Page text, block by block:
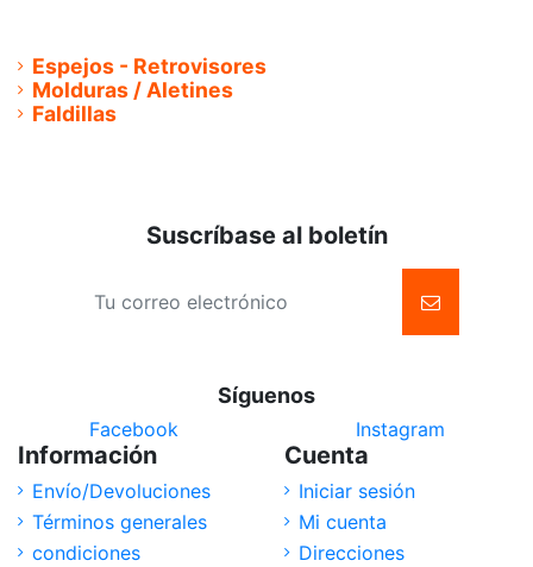
Espejos - Retrovisores
Molduras / Aletines
Faldillas
Suscríbase al boletín
Síguenos
Facebook Instagram
Información
Envío/Devoluciones
Términos generales
condiciones
Cuenta
Iniciar sesión
Mi cuenta
Direcciones